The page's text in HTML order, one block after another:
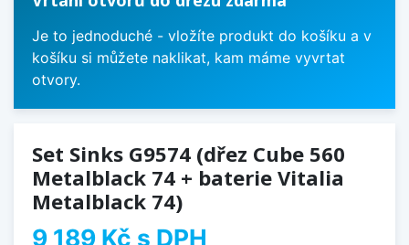
Je to jednoduché - vložíte produkt do košíku a v
košíku si můžete naklikat, kam máme vyvrtat
otvory.
Set Sinks G9574 (dřez Cube 560
Metalblack 74 + baterie Vitalia
Metalblack 74)
9 189 Kč s DPH